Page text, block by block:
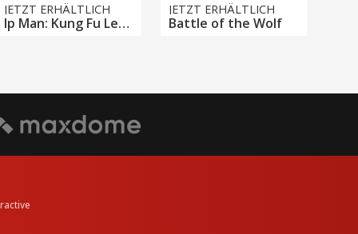
JETZT ERHÄLTLICH
Ip Man: Kung Fu Legend
JETZT ERHÄLTLICH
Battle of the Wolf